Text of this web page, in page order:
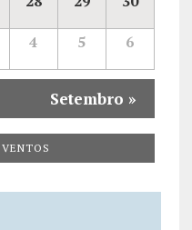
4 5 6
Setembro »